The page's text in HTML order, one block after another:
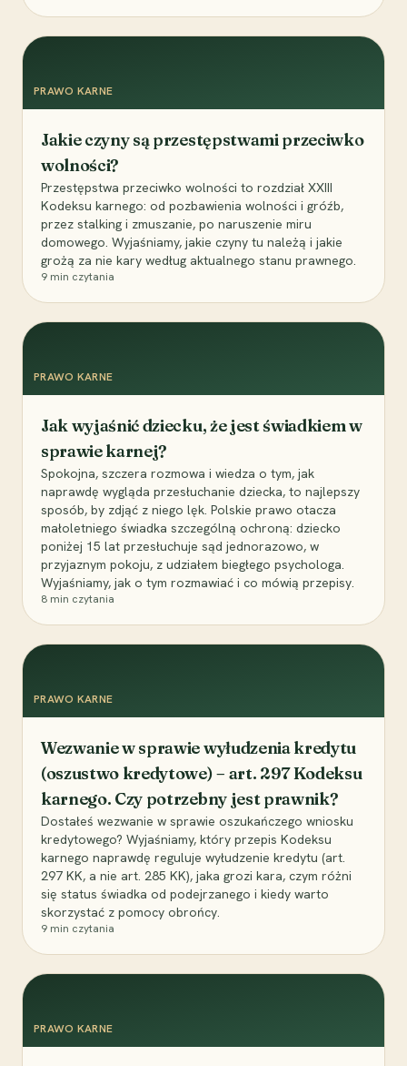
PRAWO KARNE
Jakie czyny są przestępstwami przeciwko
wolności?
Przestępstwa przeciwko wolności to rozdział XXIII
Kodeksu karnego: od pozbawienia wolności i gróźb,
przez stalking i zmuszanie, po naruszenie miru
domowego. Wyjaśniamy, jakie czyny tu należą i jakie
grożą za nie kary według aktualnego stanu prawnego.
9 min czytania
PRAWO KARNE
Jak wyjaśnić dziecku, że jest świadkiem w
sprawie karnej?
Spokojna, szczera rozmowa i wiedza o tym, jak
naprawdę wygląda przesłuchanie dziecka, to najlepszy
sposób, by zdjąć z niego lęk. Polskie prawo otacza
małoletniego świadka szczególną ochroną: dziecko
poniżej 15 lat przesłuchuje sąd jednorazowo, w
przyjaznym pokoju, z udziałem biegłego psychologa.
Wyjaśniamy, jak o tym rozmawiać i co mówią przepisy.
8 min czytania
PRAWO KARNE
Wezwanie w sprawie wyłudzenia kredytu
(oszustwo kredytowe) – art. 297 Kodeksu
karnego. Czy potrzebny jest prawnik?
Dostałeś wezwanie w sprawie oszukańczego wniosku
kredytowego? Wyjaśniamy, który przepis Kodeksu
karnego naprawdę reguluje wyłudzenie kredytu (art.
297 KK, a nie art. 285 KK), jaka grozi kara, czym różni
się status świadka od podejrzanego i kiedy warto
skorzystać z pomocy obrońcy.
9 min czytania
PRAWO KARNE